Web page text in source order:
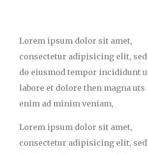
Lorem ipsum dolor sit amet,
consectetur adipisicing elit, sed
do eiusmod tempor incididunt
labore et dolore then magna uts
enim ad minim veniam,
Lorem ipsum dolor sit amet,
consectetur adipisicing elit, sed